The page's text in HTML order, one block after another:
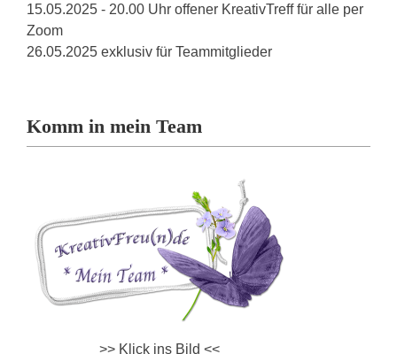
15.05.2025 - 20.00 Uhr offener KreativTreff für alle per
Zoom
26.05.2025 exklusiv für Teammitglieder
Komm in mein Team
>> Klick ins Bild <<